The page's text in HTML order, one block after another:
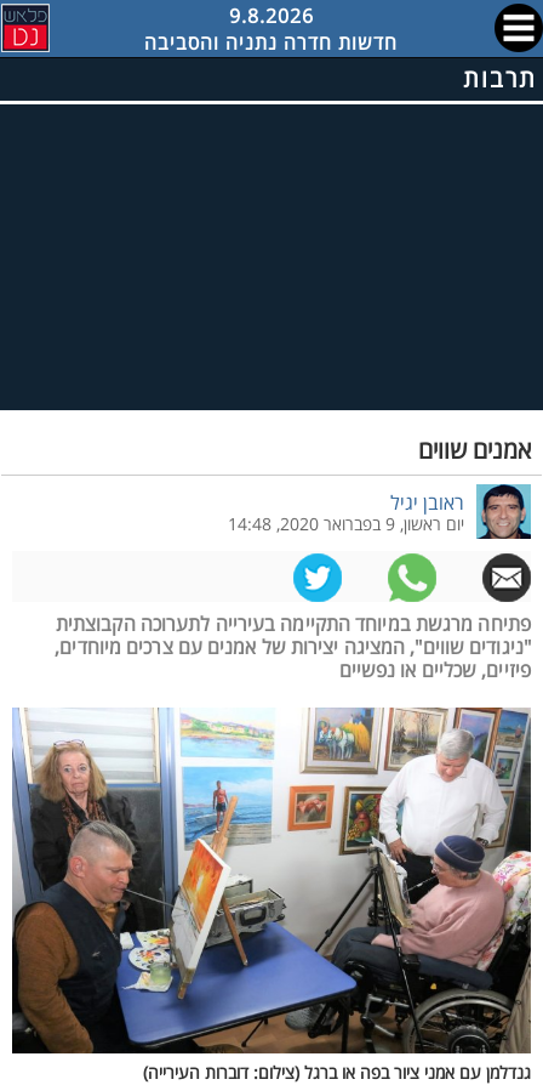
9.8.2026
חדשות חדרה נתניה והסביבה
תרבות
אמנים שווים
ראובן יגיל
יום ראשון, 9 בפברואר 2020, 14:48
פתיחה מרגשת במיוחד התקיימה בעירייה לתערוכה הקבוצתית
"ניגודים שווים", המציגה יצירות של אמנים עם צרכים מיוחדים,
פיזיים, שכליים או נפשיים
גנדלמן עם אמני ציור בפה או ברגל (צילום: דוברות העירייה)